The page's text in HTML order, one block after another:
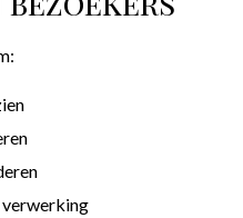
verwerking